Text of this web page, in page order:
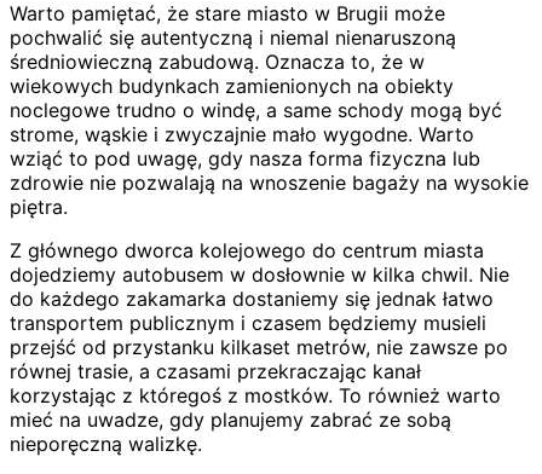
Warto pamiętać, że stare miasto w Brugii może
pochwalić się autentyczną i niemal nienaruszoną
średniowieczną zabudową. Oznacza to, że w
wiekowych budynkach zamienionych na obiekty
noclegowe trudno o windę, a same schody mogą być
strome, wąskie i zwyczajnie mało wygodne. Warto
wziąć to pod uwagę, gdy nasza forma fizyczna lub
zdrowie nie pozwalają na wnoszenie bagaży na wysokie
piętra.
Z głównego dworca kolejowego do centrum miasta
dojedziemy autobusem w dosłownie w kilka chwil. Nie
do każdego zakamarka dostaniemy się jednak łatwo
transportem publicznym i czasem będziemy musieli
przejść od przystanku kilkaset metrów, nie zawsze po
równej trasie, a czasami przekraczając kanał
korzystając z któregoś z mostków. To również warto
mieć na uwadze, gdy planujemy zabrać ze sobą
nieporęczną walizkę.